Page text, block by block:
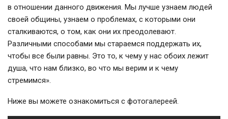
в отношении данного движения. Мы лучше узнаем людей
своей общины, узнаем о проблемах, с которыми они
сталкиваются, о том, как они их преодолевают.
Различными способами мы стараемся поддержать их,
чтобы все были равны. Это то, к чему у нас обоих лежит
душа, что нам близко, во что мы верим и к чему
стремимся».
Ниже вы можете ознакомиться с фотогалереей.